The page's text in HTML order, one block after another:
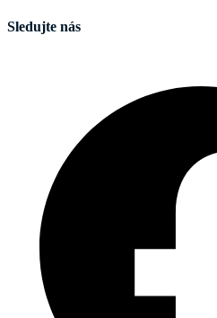
Sledujte nás